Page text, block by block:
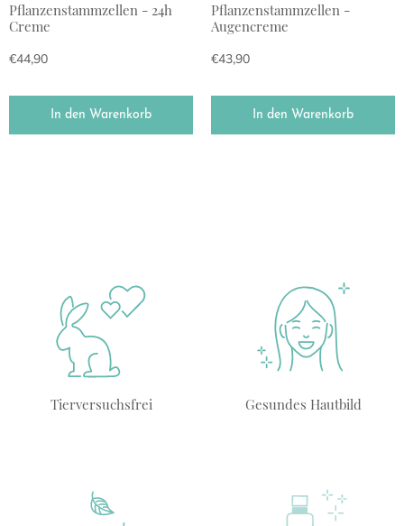
Pflanzenstammzellen - 24h
Creme
€44,90
In den Warenkorb
Pflanzenstammzellen -
Augencreme
€43,90
In den Warenkorb
Tierversuchsfrei Gesundes Hautbild